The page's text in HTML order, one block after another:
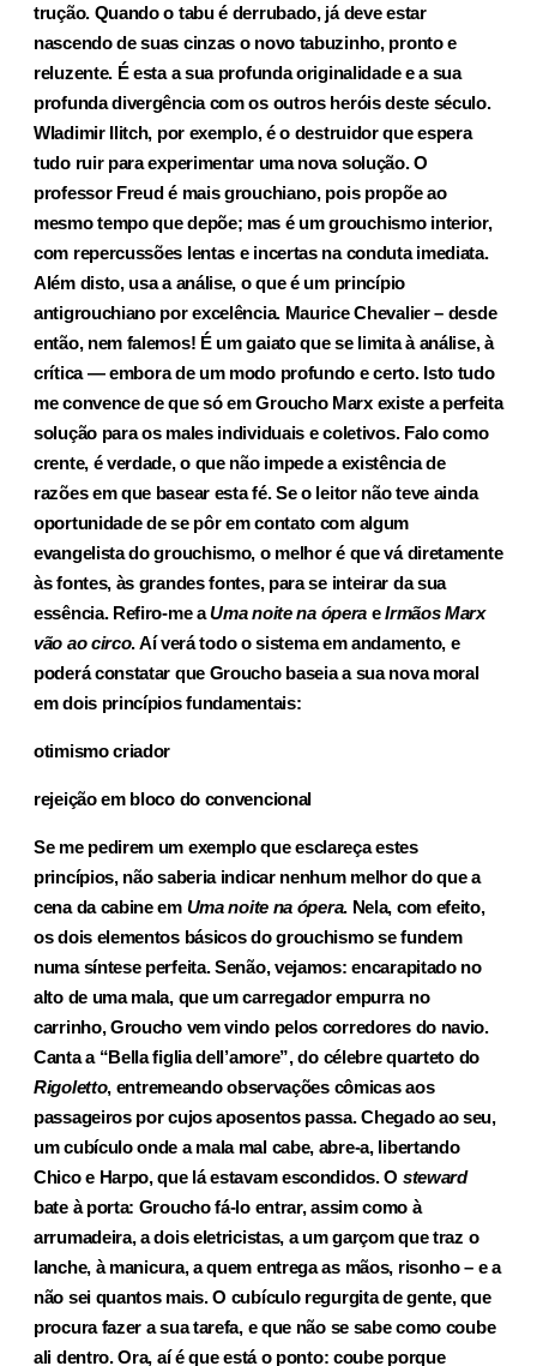
trução. Quando o tabu é derrubado, já deve estar
nascendo de suas cinzas o novo tabuzinho, pronto e
reluzente. É esta a sua profunda originalidade e a sua
profunda divergência com os outros heróis deste século.
Wladimir Ilitch, por exemplo, é o destruidor que espera
tudo ruir para experimentar uma nova solução. O
professor Freud é mais grouchiano, pois propõe ao
mesmo tempo que depõe; mas é um grouchismo interior,
com repercussões lentas e incertas na conduta imediata.
Além disto, usa a análise, o que é um princípio
antigrouchiano por excelência. Maurice Chevalier – desde
então, nem falemos! É um gaiato que se limita à análise, à
crítica — embora de um modo profundo e certo. Isto tudo
me convence de que só em Groucho Marx existe a perfeita
solução para os males individuais e coletivos. Falo como
crente, é verdade, o que não impede a existência de
razões em que basear esta fé. Se o leitor não teve ainda
oportunidade de se pôr em contato com algum
evangelista do grouchismo, o melhor é que vá diretamente
às fon­tes, às grandes fontes, para se inteirar da sua
essência. Refiro-me aUma noite na ópera eIrmãos Marx
vão ao circo. Aí verá todo o sistema em anda­mento, e
poderá constatar que Groucho baseia a sua nova moral
em dois princípios fundamentais:
otimismo criador
rejeição em bloco do convencional
Se me pedirem um exemplo que esclareça estes
princípios, não saberia indicar nenhum melhor do que a
cena da cabine em Uma noite na ópera. Nela, com efeito,
os dois elementos básicos do grouchismo se fundem
numa síntese perfeita. Senão, vejamos: encarapitado no
alto de uma mala, que um carregador empurra no
carrinho, Groucho vem vindo pelos corredores do navio.
Canta a “Bella figlia dell’amore”, do célebre quarteto do
Rigoletto, entremeando observações cômicas aos
passageiros por cujos aposentos passa. Chegado ao seu,
um cubículo onde a mala mal cabe, abre-a, liber­tando
Chico e Harpo, que lá estavam escondidos. O steward
bate à porta: Groucho fá-lo entrar, assim como à
arrumadeira, a dois eletricistas, a um garçom que traz o
lanche, à manicura, a quem entrega as mãos, risonho – e a
não sei quantos mais. O cubículo regurgita de gente, que
procura fazer a sua tarefa, e que não se sabe como coube
ali dentro. Ora, aí é que está o ponto: coube porque